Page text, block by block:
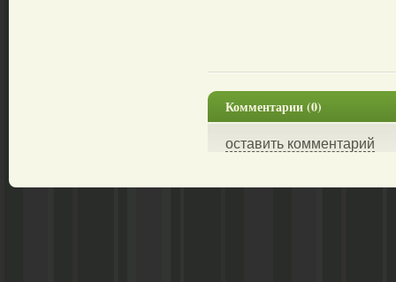
Комментарии (0)
оставить комментарий